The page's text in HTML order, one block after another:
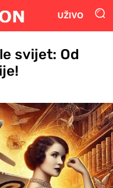
UŽIVO
svijet: Od